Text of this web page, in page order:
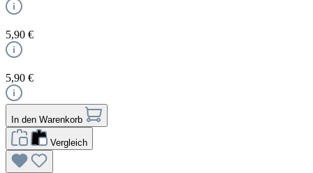
5,90 €
5,90 €
In den Warenkorb
Vergleich